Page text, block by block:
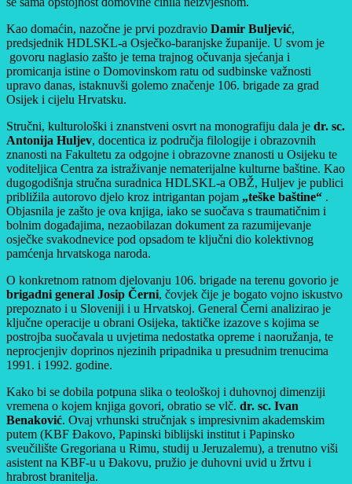
Kao domaćin, nazočne je prvi pozdravio Damir Buljević,
predsjednik HDLSKL-a Osječko-baranjske županije. U svom je
govoru naglasio zašto je tema trajnog očuvanja sjećanja i
promicanja istine o Domovinskom ratu od sudbinske važnosti
upravo danas, istaknuvši golemo značenje 106. brigade za grad
Osijek i cijelu Hrvatsku.
Stručni, kulturološki i znanstveni osvrt na monografiju dala je dr. sc.
Antonija Huljev, docentica iz područja filologije i obrazovnih
znanosti na Fakultetu za odgojne i obrazovne znanosti u Osijeku te
voditeljica Centra za istraživanje nematerijalne kulturne baštine. Kao
dugogodišnja stručna suradnica HDLSKL-a OBŽ, Huljev je publici
približila autorovo djelo kroz intrigantan pojam „teške baštine“ .
Objasnila je zašto je ova knjiga, iako se suočava s traumatičnim i
bolnim događajima, nezaobilazan dokument za razumijevanje
osječke svakodnevice pod opsadom te ključni dio kolektivnog
pamćenja hrvatskoga naroda.
O konkretnom ratnom djelovanju 106. brigade na terenu govorio je
brigadni general Josip Černi, čovjek čije je bogato vojno iskustvo
prepoznato i u Sloveniji i u Hrvatskoj. General Černi analizirao je
ključne operacije u obrani Osijeka, taktičke izazove s kojima se
postrojba suočavala u uvjetima nedostatka opreme i naoružanja, te
neprocjenjiv doprinos njezinih pripadnika u presudnim trenucima
1991. i 1992. godine.
Kako bi se dobila potpuna slika o teološkoj i duhovnoj dimenziji
vremena o kojem knjiga govori, obratio se vlč. dr. sc. Ivan
Benaković. Ovaj vrhunski stručnjak s impresivnim akademskim
putem (KBF Đakovo, Papinski biblijski institut i Papinsko
sveučilište Gregoriana u Rimu, studij u Jeruzalemu), a trenutno viši
asistent na KBF-u u Đakovu, pružio je duhovni uvid u žrtvu i
hrabrost branitelja.